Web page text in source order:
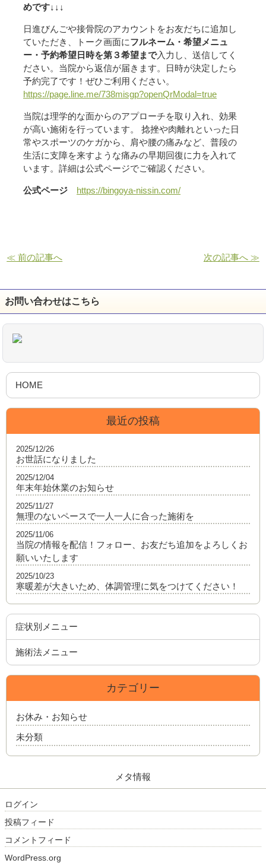
めです↓↓↓
日進びんごや接骨院のアカウントをお友だちに追加し
ていただき、トーク画面にフルネーム・希望メニュ
ー・予約希望日時を第３希望まで入力し、送信してく
ださい。当院から返信が届きます。日時が決定したら
予約完了です！ぜひご利用ください。
https://page.line.me/738misgp?openQrModal=true
当院は理学的な面からのアプローチを取り入れ、効果
が高い施術を行っています。 捻挫や肉離れといった日
常やスポーツのケガから、肩や腰の痛みなど、普段の
生活に支障を来すような痛みの早期回復に力を入れて
います。詳細は公式ページでご確認ください。
公式ページ https://bingoya-nissin.com/
≪ 前の記事へ 次の記事へ ≫
お問い合わせはこちら
HOME
最近の投稿
お世話になりました
2025/12/26
年末年始休業のお知らせ
2025/12/04
無理のないペースで一人一人に合った施術を
2025/11/27
当院の情報を配信！フォロー、お友だち追加をよろしくお
願いいたします
2025/11/06
寒暖差が大きいため、体調管理に気をつけてください！
2025/10/23
症状別メニュー
施術法メニュー
カテゴリー
お休み・お知らせ
未分類
メタ情報
ログイン
投稿フィード
コメントフィード
WordPress.org